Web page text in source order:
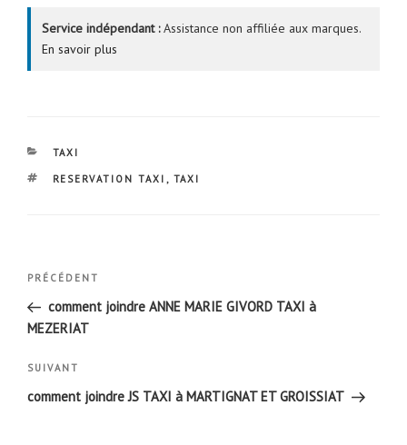
Service indépendant :Assistance non affiliée aux marques.
En savoir plus
CATÉGORIES
TAXI
ÉTIQUETTES
RESERVATION TAXI , TAXI
Navigation
l’article
Article
précédent
PRÉCÉDENT
comment joindre ANNE MARIE GIVORD TAXI à
MEZERIAT
Article
suivant
SUIVANT
comment joindre JS TAXI à MARTIGNAT ET GROISSIAT